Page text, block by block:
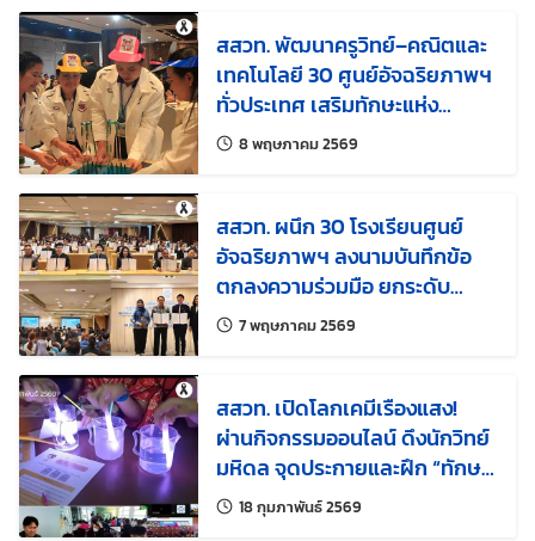
สสวท. พัฒนาครูวิทย์–คณิตและ
เทคโนโลยี 30 ศูนย์อัจฉริยภาพฯ
ทั่วประเทศ เสริมทักษะแห่ง
อนาคต สร้างผู้เรียนพร้อมรับโลก
8 พฤษภาคม 2569แก้ไขล่าสุดเมื่อ:
สสวท. ผนึก 30 โรงเรียนศูนย์
อัจฉริยภาพฯ ลงนามบันทึกข้อ
ตกลงความร่วมมือ ยกระดับ
เยาวชนไทยสู่กำลังสำคัญด้าน
7 พฤษภาคม 2569แก้ไขล่าสุดเมื่อ:
สสวท. เปิดโลกเคมีเรืองแสง!
ผ่านกิจกรรมออนไลน์ ดึงนักวิทย์
มหิดล จุดประกายและฝึก “ทักษะ
การตั้งคำถาม”
18 กุมภาพันธ์ 2569แก้ไขล่าสุดเมื่อ: